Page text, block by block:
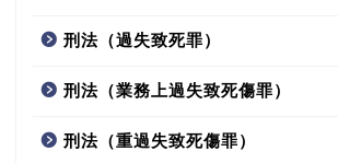
刑法（過失致死罪）
刑法（業務上過失致死傷罪）
刑法（重過失致死傷罪）